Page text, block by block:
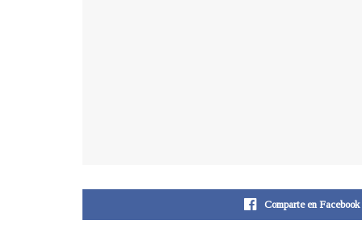
Comparte en Facebook